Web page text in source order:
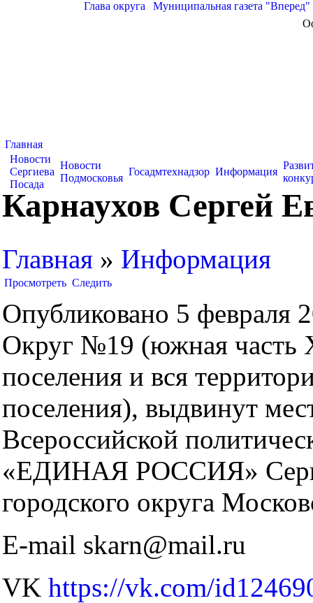
Глава округа Муниципальная газета "Вперед"
Главная
Новости
Сергиева
Посада
Новости
Подмосковья
Госадмтехнадзор Информация
Карнаухов Сергей
Главная » Информация
Просмотреть Следить
Опубликовано 5 февраля
Округ №19 (южная часть
поселения и вся
поселения), выдвинут
Всероссийской
«ЕДИНАЯ РОССИЯ»
городского округа
E-mail skarn@mail.ru
VK https://vk.com/